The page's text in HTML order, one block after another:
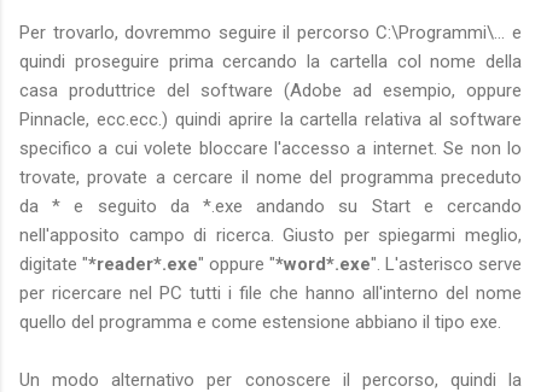
Per trovarlo, dovremmo seguire il percorso C:\Programmi\... e
quindi proseguire prima cercando la cartella col nome della
casa produttrice del software (Adobe ad esempio, oppure
Pinnacle, ecc.ecc.) quindi aprire la cartella relativa al software
specifico a cui volete bloccare l'accesso a internet. Se non lo
trovate, provate a cercare il nome del programma preceduto
da * e seguito da *.exe andando su Start e cercando
nell'apposito campo di ricerca. Giusto per spiegarmi meglio,
digitate "*reader*.exe" oppure "*word*.exe". L'asterisco serve
per ricercare nel PC tutti i file che hanno all'interno del nome
quello del programma e come estensione abbiano il tipo exe.
Un modo alternativo per conoscere il percorso, quindi la